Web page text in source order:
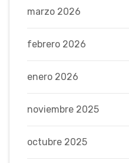
marzo 2026
febrero 2026
enero 2026
noviembre 2025
octubre 2025